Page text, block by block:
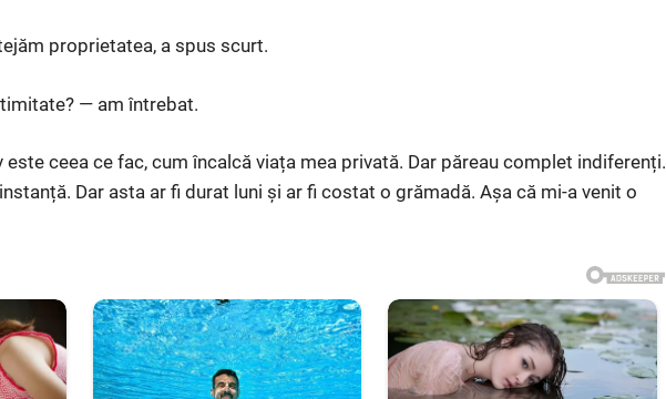
proprietatea, a spus scurt.
— am întrebat.
ceea ce fac, cum încalcă viața mea privată. Dar păreau complet indiferenți.
Dar asta ar fi durat luni și ar fi costat o grămadă. Așa că mi-a venit o